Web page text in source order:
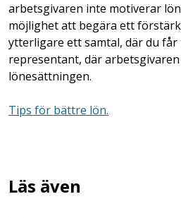
arbetsgivaren inte motiverar
möjlighet att begära ett
ytterligare ett samtal, där du får
representant, där
lönesättningen.
Tips för bättre lön.
Läs även